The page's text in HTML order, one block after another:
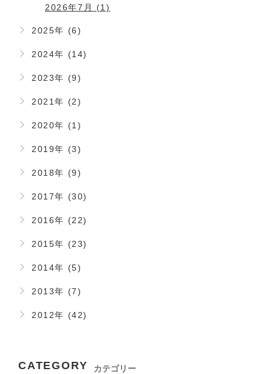
2026年7月 (1)
2025年 (6)
2024年 (14)
2023年 (9)
2021年 (2)
2020年 (1)
2019年 (3)
2018年 (9)
2017年 (30)
2016年 (22)
2015年 (23)
2014年 (5)
2013年 (7)
2012年 (42)
CATEGORY カテゴリー